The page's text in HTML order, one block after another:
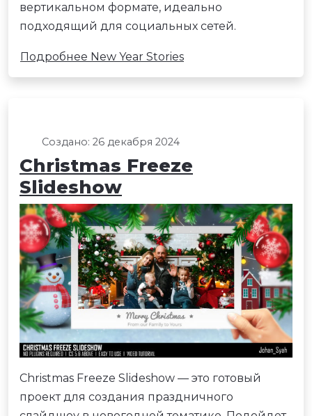
вертикальном формате, идеально
подходящий для социальных сетей.
Подробнее New Year Stories
Создано: 26 декабря 2024
Christmas Freeze
Slideshow
Christmas Freeze Slideshow — это готовый
проект для создания праздничного